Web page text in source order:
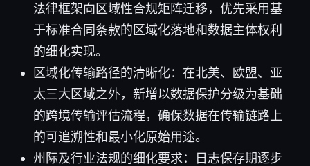
法律框架向区域性合规矩阵迁移，优先采用基
于标准合同条款的区域化落地和数据主体权利
的细化实现。
区域化传输路径的清晰化：在北美、欧盟、亚
太三大区域之外，新增以数据保护分级为基础
的跨境传输评估流程，确保数据在传输链路上
的可追溯性和最小化原始用途。
州际及行业法规的细化要求：日志保存期逐步